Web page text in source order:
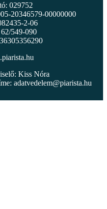
029752
20346579-00000000
2-06
549-090
Kiss Nóra
adatvedelem@piarista.hu